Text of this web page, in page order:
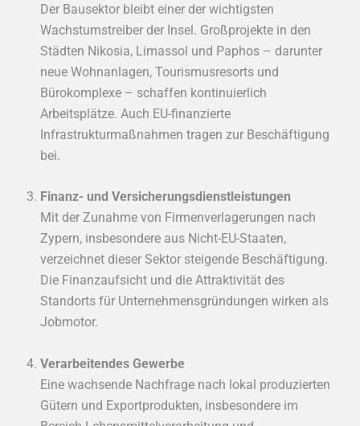
Der Bausektor bleibt einer der wichtigsten
Wachstumstreiber der Insel. Großprojekte in den
Städten Nikosia, Limassol und Paphos – darunter
neue Wohnanlagen, Tourismusresorts und
Bürokomplexe – schaffen kontinuierlich
Arbeitsplätze. Auch EU-finanzierte
Infrastrukturmaßnahmen tragen zur Beschäftigung
bei.
Finanz- und Versicherungsdienstleistungen
Mit der Zunahme von Firmenverlagerungen nach
Zypern, insbesondere aus Nicht-EU-Staaten,
verzeichnet dieser Sektor steigende Beschäftigung.
Die Finanzaufsicht und die Attraktivität des
Standorts für Unternehmensgründungen wirken als
Jobmotor.
Verarbeitendes Gewerbe
Eine wachsende Nachfrage nach lokal produzierten
Gütern und Exportprodukten, insbesondere im